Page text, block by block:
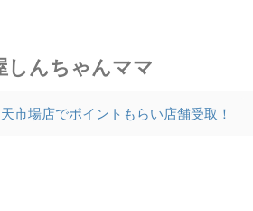
しんちゃんママ
市場店でポイントもらい店舗受取！